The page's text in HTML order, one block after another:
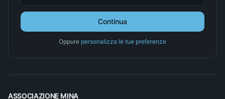
Continua
Oppure personalizza le tue preferenze
ASSOCIAZIONE MINA